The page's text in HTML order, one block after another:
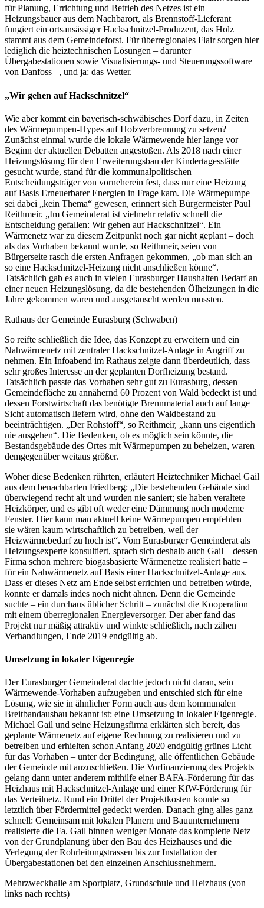
für Planung, Errichtung und Betrieb des Netzes ist ein
Heizungsbauer aus dem Nachbarort, als Brennstoff-Lieferant
fungiert ein ortsansässiger Hackschnitzel-Produzent, das Holz
stammt aus dem Gemeindeforst. Für überregionales Flair sorgen hier
lediglich die heiztechnischen Lösungen – darunter
Übergabestationen sowie Visualisierungs- und Steuerungssoftware
von Danfoss –, und ja: das Wetter.
„Wir gehen auf Hackschnitzel“
Wie aber kommt ein bayerisch-schwäbisches Dorf dazu, in Zeiten
des Wärmepumpen-Hypes auf Holzverbrennung zu setzen?
Zunächst einmal wurde die lokale Wärmewende hier lange vor
Beginn der aktuellen Debatten angestoßen. Als 2018 nach einer
Heizungslösung für den Erweiterungsbau der Kindertagesstätte
gesucht wurde, stand für die kommunalpolitischen
Entscheidungsträger von vorneherein fest, dass nur eine Heizung
auf Basis Erneuerbarer Energien in Frage kam. Die Wärmepumpe
sei dabei „kein Thema“ gewesen, erinnert sich Bürgermeister Paul
Reithmeir. „Im Gemeinderat ist vielmehr relativ schnell die
Entscheidung gefallen: Wir gehen auf Hackschnitzel“. Ein
Wärmenetz war zu diesem Zeitpunkt noch gar nicht geplant – doch
als das Vorhaben bekannt wurde, so Reithmeir, seien von
Bürgerseite rasch die ersten Anfragen gekommen, „ob man sich an
so eine Hackschnitzel-Heizung nicht anschließen könne“.
Tatsächlich gab es auch in vielen Eurasburger Haushalten Bedarf an
einer neuen Heizungslösung, da die bestehenden Ölheizungen in die
Jahre gekommen waren und ausgetauscht werden mussten.
Rathaus der Gemeinde Eurasburg (Schwaben)
So reifte schließlich die Idee, das Konzept zu erweitern und ein
Nahwärmenetz mit zentraler Hackschnitzel-Anlage in Angriff zu
nehmen. Ein Infoabend im Rathaus zeigte dann überdeutlich, dass
sehr großes Interesse an der geplanten Dorfheizung bestand.
Tatsächlich passte das Vorhaben sehr gut zu Eurasburg, dessen
Gemeindefläche zu annähernd 60 Prozent von Wald bedeckt ist und
dessen Forstwirtschaft das benötigte Brennmaterial auch auf lange
Sicht automatisch liefern wird, ohne den Waldbestand zu
beeinträchtigen. „Der Rohstoff“, so Reithmeir, „kann uns eigentlich
nie ausgehen“. Die Bedenken, ob es möglich sein könnte, die
Bestandsgebäude des Ortes mit Wärmepumpen zu beheizen, waren
demgegenüber weitaus größer.
Woher diese Bedenken rührten, erläutert Heiztechniker Michael Gail
aus dem benachbarten Friedberg: „Die bestehenden Gebäude sind
überwiegend recht alt und wurden nie saniert; sie haben veraltete
Heizkörper, und es gibt oft weder eine Dämmung noch moderne
Fenster. Hier kann man aktuell keine Wärmepumpen empfehlen –
sie wären kaum wirtschaftlich zu betreiben, weil der
Heizwärmebedarf zu hoch ist“. Vom Eurasburger Gemeinderat als
Heizungsexperte konsultiert, sprach sich deshalb auch Gail – dessen
Firma schon mehrere biogasbasierte Wärmenetze realisiert hatte –
für ein Nahwärmenetz auf Basis einer Hackschnitzel-Anlage aus.
Dass er dieses Netz am Ende selbst errichten und betreiben würde,
konnte er damals indes noch nicht ahnen. Denn die Gemeinde
suchte – ein durchaus üblicher Schritt – zunächst die Kooperation
mit einem überregionalen Energieversorger. Der aber fand das
Projekt nur mäßig attraktiv und winkte schließlich, nach zähen
Verhandlungen, Ende 2019 endgültig ab.
Umsetzung in lokaler Eigenregie
Der Eurasburger Gemeinderat dachte jedoch nicht daran, sein
Wärmewende-Vorhaben aufzugeben und entschied sich für eine
Lösung, wie sie in ähnlicher Form auch aus dem kommunalen
Breitbandausbau bekannt ist: eine Umsetzung in lokaler Eigenregie.
Michael Gail und seine Heizungsfirma erklärten sich bereit, das
geplante Wärmenetz auf eigene Rechnung zu realisieren und zu
betreiben und erhielten schon Anfang 2020 endgültig grünes Licht
für das Vorhaben – unter der Bedingung, alle öffentlichen Gebäude
der Gemeinde mit anzuschließen. Die Vorfinanzierung des Projekts
gelang dann unter anderem mithilfe einer BAFA-Förderung für das
Heizhaus mit Hackschnitzel-Anlage und einer KfW-Förderung für
das Verteilnetz. Rund ein Drittel der Projektkosten konnte so
letztlich über Fördermittel gedeckt werden. Danach ging alles ganz
schnell: Gemeinsam mit lokalen Planern und Bauunternehmern
realisierte die Fa. Gail binnen weniger Monate das komplette Netz –
von der Grundplanung über den Bau des Heizhauses und die
Verlegung der Rohrleitungstrassen bis zur Installation der
Übergabestationen bei den einzelnen Anschlussnehmern.
Mehrzweckhalle am Sportplatz, Grundschule und Heizhaus (von
links nach rechts)